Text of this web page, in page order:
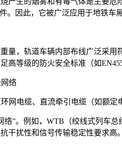
。因此，它被广泛应用于地铁
量，轨道车辆内部布线广泛采
高等级的防火安全标准（如
络
网电缆、直流牵引电缆（如额定
”。例如，WTB（绞线式列车
干扰性和信号传输稳定性要求高。